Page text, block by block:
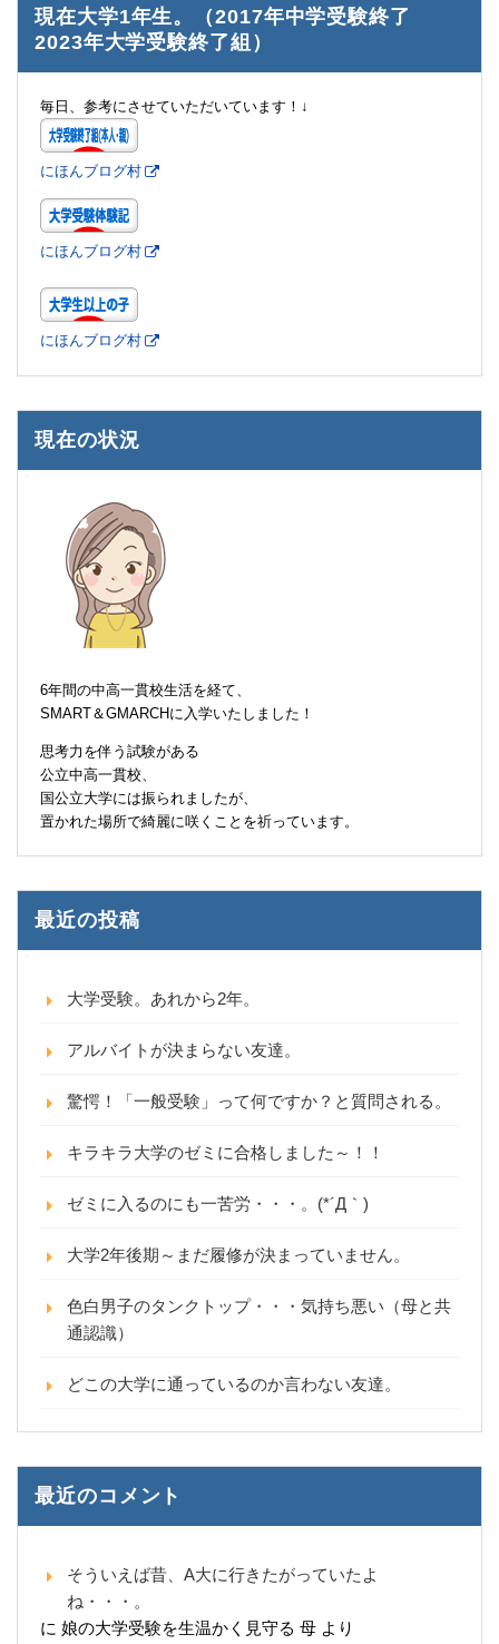
現在大学1年生。（2017年中学受験終了
2023年大学受験終了組）
毎日、参考にさせていただいています！↓
にほんブログ村
にほんブログ村
にほんブログ村
現在の状況
6年間の中高一貫校生活を経て、
SMART＆GMARCHに入学いたしました！
思考力を伴う試験がある
公立中高一貫校、
国公立大学には振られましたが、
置かれた場所で綺麗に咲くことを祈っています。
最近の投稿
大学受験。あれから2年。
アルバイトが決まらない友達。
驚愕！「一般受験」って何ですか？と質問される。
キラキラ大学のゼミに合格しました～！！
ゼミに入るのにも一苦労・・・。(*´Д｀)
大学2年後期～まだ履修が決まっていません。
色白男子のタンクトップ・・・気持ち悪い（母と共
通認識）
どこの大学に通っているのか言わない友達。
最近のコメント
そういえば昔、A大に行きたがっていたよ
ね・・・。
に 娘の大学受験を生温かく見守る 母 より